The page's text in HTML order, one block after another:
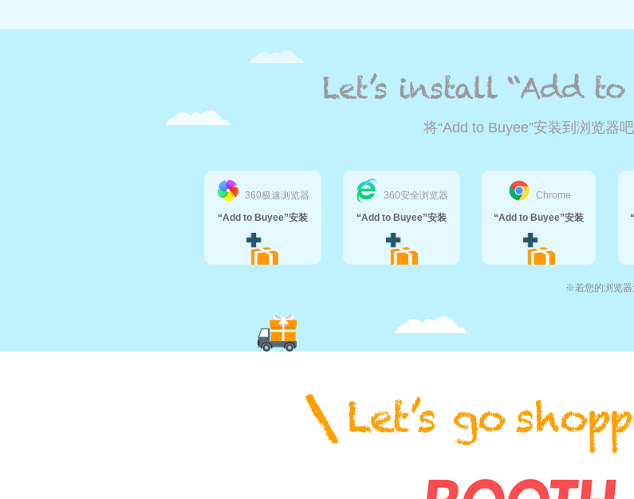
将“Add to Buyee”安装到浏览器吧
360极速浏览器
“Add to Buyee”安装
360安全浏览器
“Add to Buyee”安装
Chrome
“Add to Buyee”安装
※若您的浏览器